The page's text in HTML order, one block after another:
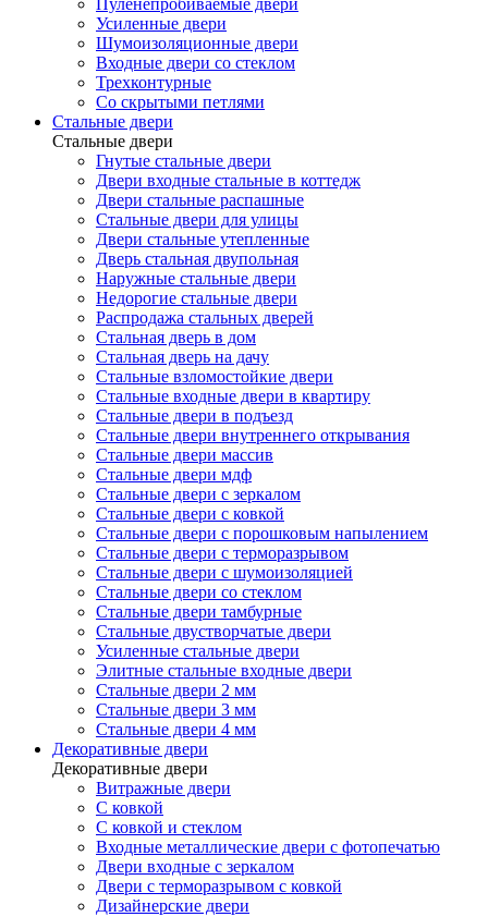
Пуленепробиваемые двери
Усиленные двери
Шумоизоляционные двери
Входные двери со стеклом
Трехконтурные
Со скрытыми петлями
Стальные двери
Стальные двери
Гнутые стальные двери
Двери входные стальные в коттедж
Двери стальные распашные
Стальные двери для улицы
Двери стальные утепленные
Дверь стальная двупольная
Наружные стальные двери
Недорогие стальные двери
Распродажа стальных дверей
Стальная дверь в дом
Стальная дверь на дачу
Стальные взломостойкие двери
Стальные входные двери в квартиру
Стальные двери в подъезд
Стальные двери внутреннего открывания
Стальные двери массив
Стальные двери мдф
Стальные двери с зеркалом
Стальные двери с ковкой
Стальные двери с порошковым напылением
Стальные двери с терморазрывом
Стальные двери с шумоизоляцией
Стальные двери со стеклом
Стальные двери тамбурные
Стальные двустворчатые двери
Усиленные стальные двери
Элитные стальные входные двери
Стальные двери 2 мм
Стальные двери 3 мм
Стальные двери 4 мм
Декоративные двери
Декоративные двери
Витражные двери
С ковкой
С ковкой и стеклом
Входные металлические двери с фотопечатью
Двери входные с зеркалом
Двери с терморазрывом с ковкой
Дизайнерские двери